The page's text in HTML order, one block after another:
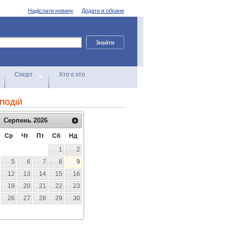
Додати в обране
Надіслати новину
Спорт Хто є хто
Серпень 2026
Ср Чт Пт Сб
Нд
1
2
5 6 7 8
9
12 13 14 15
16
19 20 21 22
23
26 27 28 29
30